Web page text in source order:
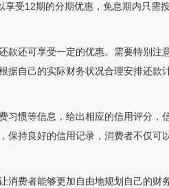
受12期的分期优惠，免息期内只需
款还可享受一定的优惠。需要特别注
据自己的实际财务状况合理安排还款
习惯等信息，给出相应的信用评分，
保持良好的信用记录，消费者不仅可
消费者能够更加自由地规划自己的财